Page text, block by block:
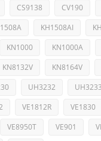
CS9138 CV190
KH1508AI
KN1000 KN1000A
KN8132V KN8164V
UH3232 UH3233
VE1812R VE1830
VE8950T VE901